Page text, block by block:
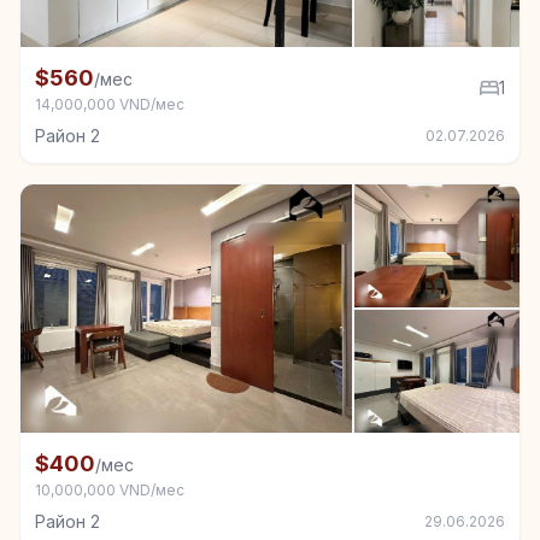
Квартира в аренду в Район 2, 1 спал.
$560/мес
14,000,000 VND/мес
1
Район 2 02.07.2026
Комната в аренду в Район 2
$400/мес
10,000,000 VND/мес
Район 2 29.06.2026